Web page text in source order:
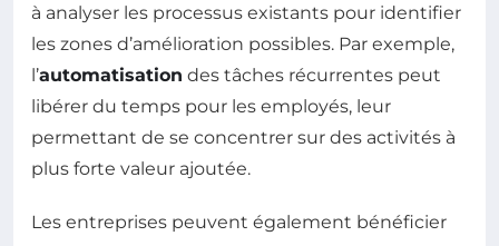
à analyser les processus existants pour identifier
les zones d’amélioration possibles. Par exemple,
l’automatisation des tâches récurrentes peut
libérer du temps pour les employés, leur
permettant de se concentrer sur des activités à
plus forte valeur ajoutée.
Les entreprises peuvent également bénéficier